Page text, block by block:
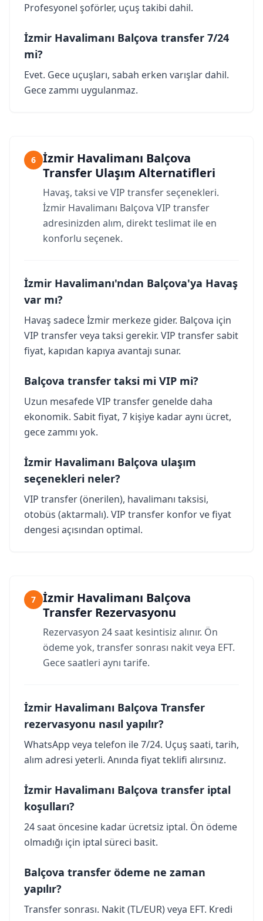
Profesyonel şoförler, uçuş takibi dahil.
İzmir Havalimanı Balçova transfer 7/24
mi?
Evet. Gece uçuşları, sabah erken varışlar dahil.
Gece zammı uygulanmaz.
6
İzmir Havalimanı Balçova
Transfer Ulaşım Alternatifleri
Havaş, taksi ve VIP transfer seçenekleri.
İzmir Havalimanı Balçova VIP transfer
adresinizden alım, direkt teslimat ile en
konforlu seçenek.
İzmir Havalimanı'ndan Balçova'ya Havaş
var mı?
Havaş sadece İzmir merkeze gider. Balçova için
VIP transfer veya taksi gerekir. VIP transfer sabit
fiyat, kapıdan kapıya avantajı sunar.
Balçova transfer taksi mi VIP mi?
Uzun mesafede VIP transfer genelde daha
ekonomik. Sabit fiyat, 7 kişiye kadar aynı ücret,
gece zammı yok.
İzmir Havalimanı Balçova ulaşım
seçenekleri neler?
VIP transfer (önerilen), havalimanı taksisi,
otobüs (aktarmalı). VIP transfer konfor ve fiyat
dengesi açısından optimal.
7
İzmir Havalimanı Balçova
Transfer Rezervasyonu
Rezervasyon 24 saat kesintisiz alınır. Ön
ödeme yok, transfer sonrası nakit veya EFT.
Gece saatleri aynı tarife.
İzmir Havalimanı Balçova Transfer
rezervasyonu nasıl yapılır?
WhatsApp veya telefon ile 7/24. Uçuş saati, tarih,
alım adresi yeterli. Anında fiyat teklifi alırsınız.
İzmir Havalimanı Balçova transfer iptal
koşulları?
24 saat öncesine kadar ücretsiz iptal. Ön ödeme
olmadığı için iptal süreci basit.
Balçova transfer ödeme ne zaman
yapılır?
Transfer sonrası. Nakit (TL/EUR) veya EFT. Kredi